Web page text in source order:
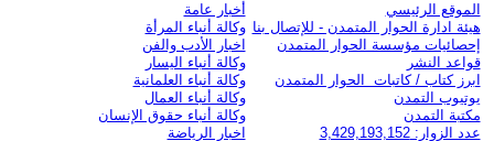
الموقع الرئيسي
هيئة ادارة الحوار المتمدن - للإتصال بنا
إحصائيات مؤسسة الحوار المتمدن
قواعد النشر
ابرز كتاب / كاتبات الحوار المتمدن
يوتيوب التمدن
مكتبة التمدن
عدد الزوار: 3,429,193,152
أخبار عامة
وكالة أنباء المرأة
اخبار الأدب والفن
وكالة أنباء اليسار
وكالة أنباء العلمانية
وكالة أنباء العمال
وكالة أنباء حقوق الإنسان
اخبار الرياضة